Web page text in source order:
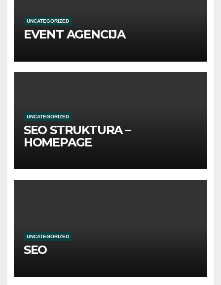
UNCATEGORIZED
EVENT AGENCIJA
UNCATEGORIZED
SEO STRUKTURA –
HOMEPAGE
UNCATEGORIZED
SEO